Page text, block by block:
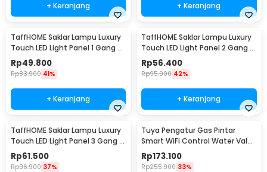
+ Keranjang + Keranjang
TaffHOME Saklar Lampu Luxury
Touch LED Light Panel 1 Gang -
AO-001
Rp49.800
Rp83.900 41%
+ Keranjang
TaffHOME Saklar Lampu Luxury
Touch LED Light Panel 2 Gang -
AO-001
Rp56.400
Rp95.900 42%
+ Keranjang
TaffHOME Saklar Lampu Luxury
Touch LED Light Panel 3 Gang -
AO-001
Rp61.500
Rp96.900 37%
Tuya Pengatur Gas Pintar
Smart WiFi Control Water Valve
Gas Controller - YB5
Rp173.100
Rp255.900 33%